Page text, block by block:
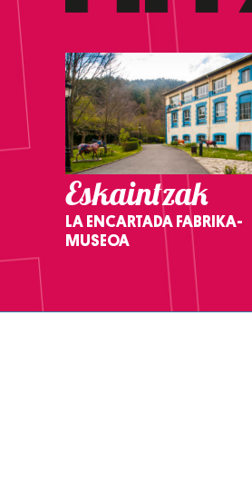
Eskaintzak
LA ENCARTADA FABRIKA-
MUSEOA